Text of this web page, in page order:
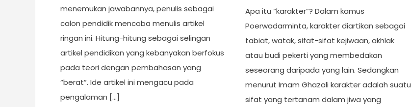
menemukan jawabannya, penulis sebagai
calon pendidik mencoba menulis artikel
ringan ini. Hitung-hitung sebagai selingan
artikel pendidikan yang kebanyakan berfokus
pada teori dengan pembahasan yang
“berat”. Ide artikel ini mengacu pada
pengalaman […]
Apa itu “karakter”? Dalam kamus
Poerwadarminta, karakter diartikan sebagai
tabiat, watak, sifat-sifat kejiwaan, akhlak
atau budi pekerti yang membedakan
seseorang daripada yang lain. Sedangkan
menurut Imam Ghazali karakter adalah suatu
sifat yang tertanam dalam jiwa yang